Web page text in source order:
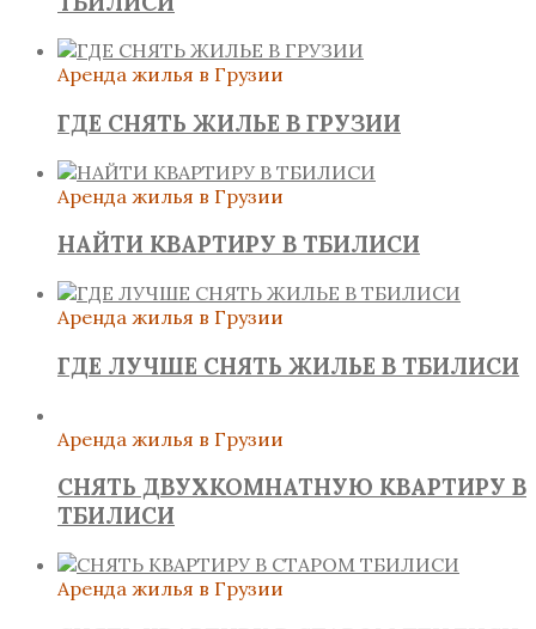
Аренда жилья в Грузии
ГДЕ СНЯТЬ ЖИЛЬЕ В ГРУЗИИ
Аренда жилья в Грузии
НАЙТИ КВАРТИРУ В ТБИЛИСИ
Аренда жилья в Грузии
ГДЕ ЛУЧШЕ СНЯТЬ ЖИЛЬЕ В ТБИЛИСИ
Аренда жилья в Грузии
СНЯТЬ ДВУХКОМНАТНУЮ КВАРТИРУ В
ТБИЛИСИ
Аренда жилья в Грузии